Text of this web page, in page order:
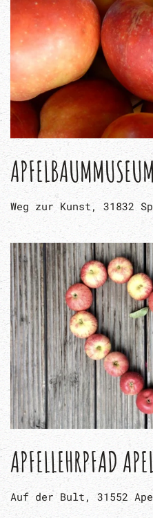
Weg zur Kunst, 31832
APFELLEHRPFAD
Auf der Bult, 31552